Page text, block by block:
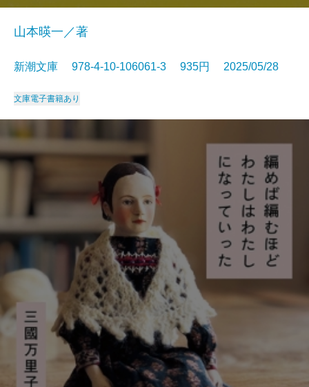
山本暎一／著
新潮文庫 978-4-10-106061-3 935円 2025/05/28
文庫電子書籍あり